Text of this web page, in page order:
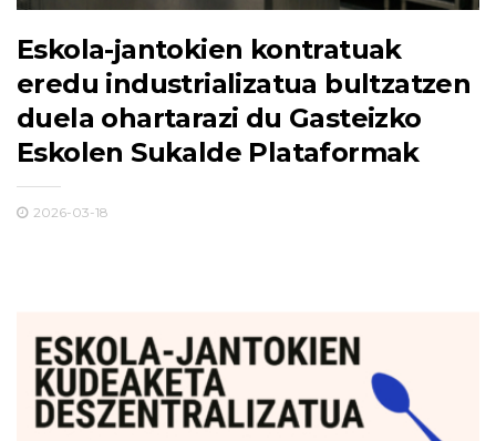
Eskola-jantokien kontratuak
eredu industrializatua bultzatzen
duela ohartarazi du Gasteizko
Eskolen Sukalde Plataformak
2026-03-18